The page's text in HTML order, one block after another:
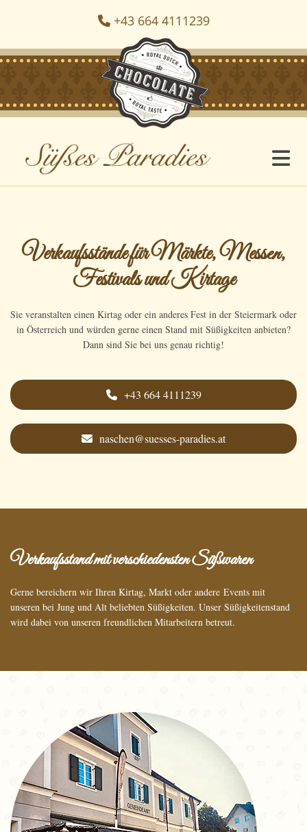
 +43 664 4111239
Verkaufsstände für Märkte, Messen,
Festivals und Kirtage
Sie veranstalten einen Kirtag oder ein anderes Fest in der Steiermark oder
in Österreich und würden gerne einen Stand mit Süßigkeiten anbieten?
Dann sind Sie bei uns genau richtig!
+43 664 4111239
naschen@suesses-paradies.at
Verkaufsstand mit verschiedensten Süßwaren
Gerne bereichern wir Ihren Kirtag, Markt oder andere Events mit
unseren bei Jung und Alt beliebten Süßigkeiten. Unser Süßigkeitenstand
wird dabei von unseren freundlichen Mitarbeitern betreut.